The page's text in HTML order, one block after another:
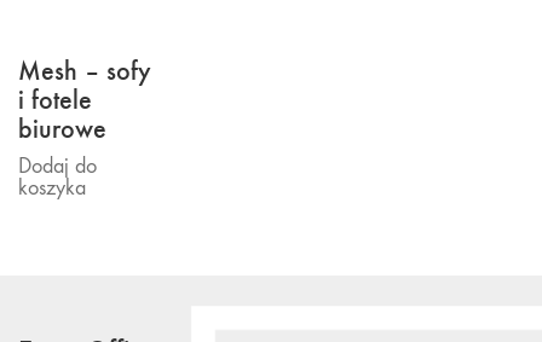
Mesh – sofy
i fotele
biurowe
Dodaj do
koszyka